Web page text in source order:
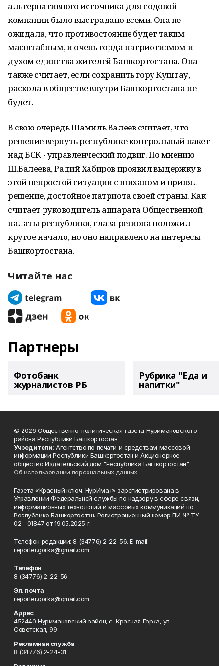
альтернативного источника для содовой
компании было выстрадано всеми. Она не
ожидала, что противостояние будет таким
масштабным, и очень горда патриотизмом и
духом единства жителей Башкортостана. Она
также считает, если сохранить гору Куштау,
раскола в обществе внутри Башкортостана не
будет.
В свою очередь Шамиль Валеев считает, что
решение вернуть республике контрольный пакет
над БСК - управленческий подвиг. По мнению
Ш.Валеева, Радий Хабиров проявил выдержку в
этой непростой ситуации с шиханом и принял
решение, достойное патриота своей страны. Как
считает руководитель аппарата Общественной
палаты республики, глава региона положил
крутое начало, но оно направлено на интересы
Башкортостана.
Читайте нас
Партнеры
Фотобанк
журналистов РБ
Рубрика "Еда и
напитки"
© 2026 Общественно-политическая газета Нуримановского
района Республики Башкортостан
Учредители: Агентство по печати и средствам массовой
информации Республики Башкортостан и Акционерное
общество Издательский дом "Республика Башкортостан"
Об использовании персональных данных
Газета «Красный ключ. НурИман» зарегистрирована в
Управлении Федеральной службы по надзору в сфере связи,
информационных технологий и массовых коммуникаций по
Республике Башкортостан. Регистрационный номер ПИ № ТУ
02 - 01847 от 19.05.2025 г.
Телефон редакции: 8 (34776) 2-22-56. E-mail:
reporter.gorka@gmail.com
Телефон
8 (34776) 2-22-56
Эл. почта
reporter.gorka@gmail.com
Адрес
452440 Нуримановский район, с. Красная Горка, ул.
Советская, 99
Рекламная служба
8 (34776) 2-24-31